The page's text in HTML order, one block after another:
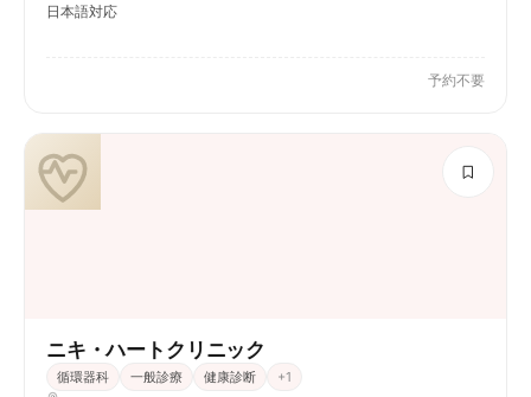
日本語対応
予約不要
ニキ・ハートクリニック
循環器科 一般診療 健康診断 +1